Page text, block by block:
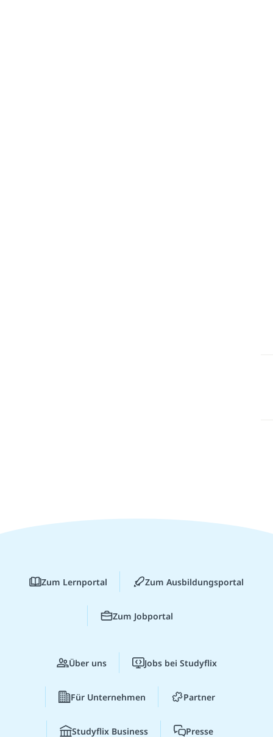
Zum Lernportal Zum Ausbildungsportal
Zum Jobportal
Über uns Jobs bei Studyflix
Für Unternehmen Partner
Studyflix Business Presse